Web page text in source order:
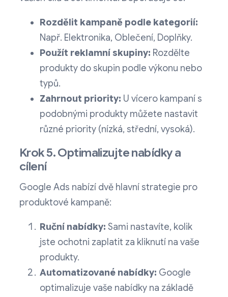
Rozdělit kampaně podle kategorií:
Např. Elektronika, Oblečení, Doplňky.
Použít reklamní skupiny: Rozdělte
produkty do skupin podle výkonu nebo
typů.
Zahrnout priority: U vícero kampaní s
podobnými produkty můžete nastavit
různé priority (nízká, střední, vysoká).
Krok 5. Optimalizujte nabídky a
cílení
Google Ads nabízí dvě hlavní strategie pro
produktové kampaně:
Ruční nabídky: Sami nastavíte, kolik
jste ochotni zaplatit za kliknutí na vaše
produkty.
Automatizované nabídky: Google
optimalizuje vaše nabídky na základě